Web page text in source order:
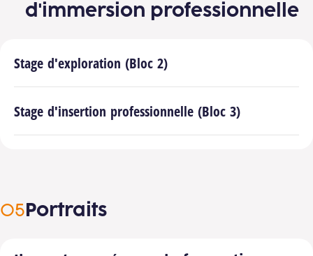
d'immersion professionnelle
Stage d'exploration (Bloc 2)
Stage d'insertion professionnelle (Bloc 3)
Portraits